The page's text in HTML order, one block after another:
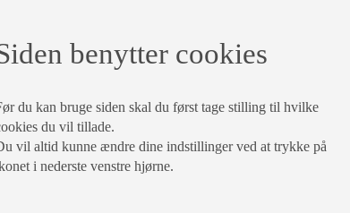
benytter cookies
du kan bruge siden skal du først tage stilling til hvilke
du vil tillade.
vil altid kunne ændre dine indstillinger ved at trykke på
i nederste venstre hjørne.